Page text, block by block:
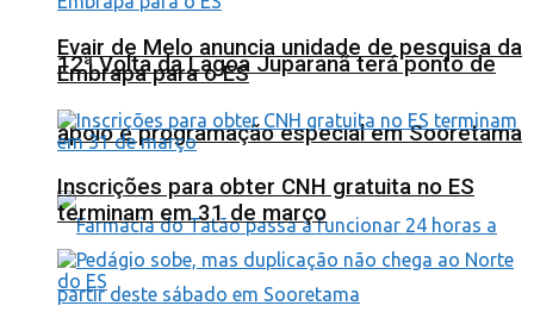
12ª Volta da Lagoa Juparanã terá ponto de
apoio e programação especial em Sooretama
Evair de Melo anuncia unidade de pesquisa da
Embrapa para o ES
Inscrições para obter CNH gratuita no ES
terminam em 31 de março